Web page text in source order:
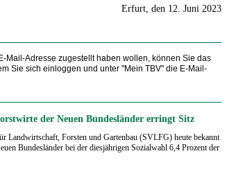
Erfurt, den 12. Juni 2023
Mail-Adresse zugestellt haben wollen, können Sie das
Sie sich einloggen und unter "Mein TBV" die E-Mail-
der Neuen Bundesländer erringt Sitz
Landwirtschaft, Forsten und Gartenbau (SVLFG) heute bekannt
Bundesländer bei der diesjährigen Sozialwahl 6,4 Prozent der